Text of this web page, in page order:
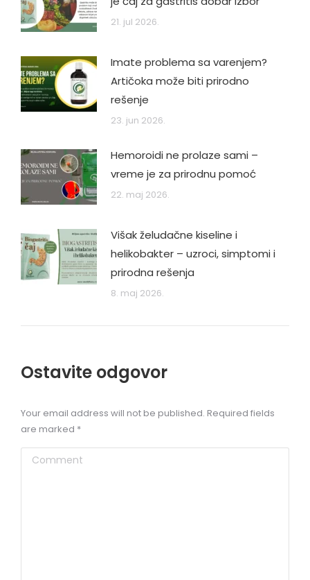
21. jul 2026.
Imate problema sa varenjem?
Artičoka može biti prirodno
rešenje
23. jun 2026.
Hemoroidi ne prolaze sami –
vreme je za prirodnu pomoć
22. maj 2026.
Višak želudačne kiseline i
helikobakter – uzroci, simptomi i
prirodna rešenja
8. maj 2026.
Ostavite odgovor
Your email address will not be published. Required fields
are marked *
Comment